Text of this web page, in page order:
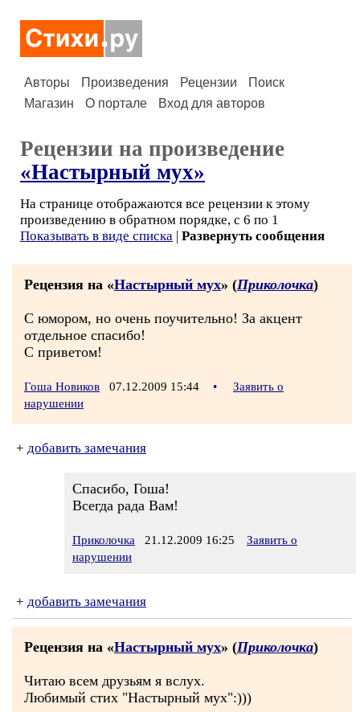
Авторы Произведения Рецензии
Поиск
Магазин
О портале Вход для авторов
Рецензии на произведение
«Настырный мух»
На странице отображаются все рецензии к этому
произведению в обратном порядке, с 6 по 1
Показывать в виде списка | Развернуть сообщения
Рецензия на «Настырный мух» (Приколочка)
С юмором, но очень поучительно! За акцент
отдельное спасибо!
С приветом!
Гоша Новиков 07.12.2009 15:44 •
Заявить о
нарушении
+ добавить замечания
Спасибо, Гоша!
Всегда рада Вам!
Приколочка 21.12.2009 16:25
Заявить о
нарушении
+ добавить замечания
Рецензия на «Настырный мух» (Приколочка)
Читаю всем друзьям я вслух.
Любимый стих "Настырный мух":)))